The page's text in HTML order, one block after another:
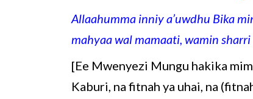
Allaahumma inniy a’uwdhu Bika
mahyaa wal mamaati, wamin
[Ee Mwenyezi Mungu hakika
Kaburi, na fitnah ya uhai, na